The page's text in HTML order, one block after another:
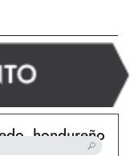
muere